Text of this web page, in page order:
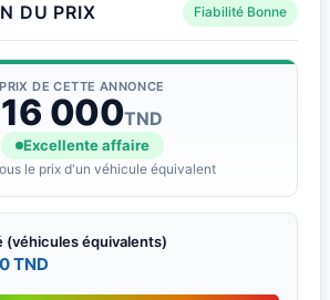
DU PRIX Fiabilité Bonne
PRIX DE CETTE ANNONCE
16 000TND
Excellente affaire
le prix d'un véhicule équivalent
(véhicules équivalents)
TND